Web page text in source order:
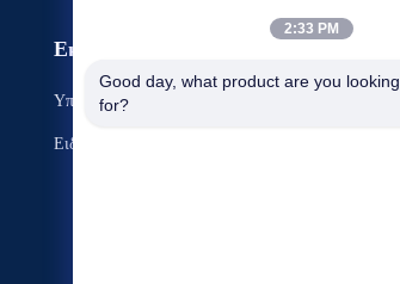
Εκδηλώσεις
Υποθέσεις
Ειδήσεις
2:33 PM
Good day, what product are you looking
for?